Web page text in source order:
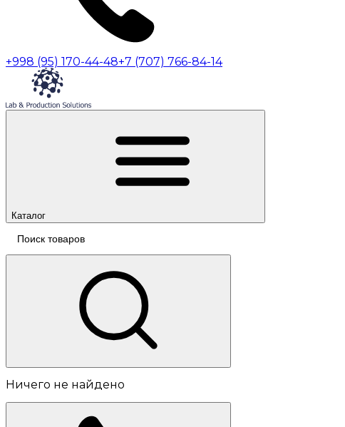
+998 (95) 170-44-48+7 (707) 766-84-14
Каталог
Ничего не найдено